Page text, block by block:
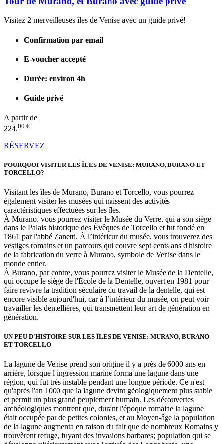
Visitez 2 merveilleuses îles de Venise avec un guide privé!
Confirmation par email
E-voucher accepté
Durée: environ 4h
Guide privé
A partir de
224.00 €
RÉSERVEZ
POURQUOI VISITER LES ÎLES DE VENISE: MURANO, BURANO ET
TORCELLO?
Visitant les îles de Murano, Burano et Torcello, vous pourrez
également visiter les musées qui naissent des activités
caractéristiques effectuées sur les îles.
À Murano, vous pourrez visiter le Musée du Verre, qui a son siège
dans le Palais historique des Évêques de Torcello et fut fondé en
1861 par l'abbé Zanetti. À l’intérieur du musée, vous trouverez des
vestiges romains et un parcours qui couvre sept cents ans d'histoire
de la fabrication du verre à Murano, symbole de Venise dans le
monde entier.
À Burano, par contre, vous pourrez visiter le Musée de la Dentelle,
qui occupe le siège de l'École de la Dentelle, ouvert en 1981 pour
faire revivre la tradition séculaire du travail de la dentelle, qui est
encore visible aujourd'hui, car à l’intérieur du musée, on peut voir
travailler les dentellières, qui transmettent leur art de génération en
génération.
UN PEU D'HISTOIRE SUR LES ÎLES DE VENISE: MURANO, BURANO
ET TORCELLO
La lagune de Venise prend son origine il y a près de 6000 ans en
arrière, lorsque l’ingression marine forma une lagune dans une
région, qui fut très instable pendant une longue période. Ce n'est
qu'après l'an 1000 que la lagune devint géologiquement plus stable
et permit un plus grand peuplement humain. Les découvertes
archéologiques montrent que, durant l'époque romaine la lagune
était occupée par de petites colonies, et au Moyen-âge la population
de la lagune augmenta en raison du fait que de nombreux Romains y
trouvèrent refuge, fuyant des invasions barbares; population qui se